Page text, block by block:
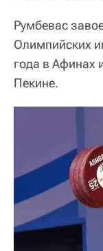
Румбевас
Олимпийских
года в Афинах
Пекине.